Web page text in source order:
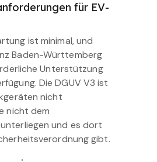
für EV-
ist minimal, und
Baden-Württemberg
Unterstützung
Die DGUV V3 ist
nicht
nicht dem
und es dort
gibt.